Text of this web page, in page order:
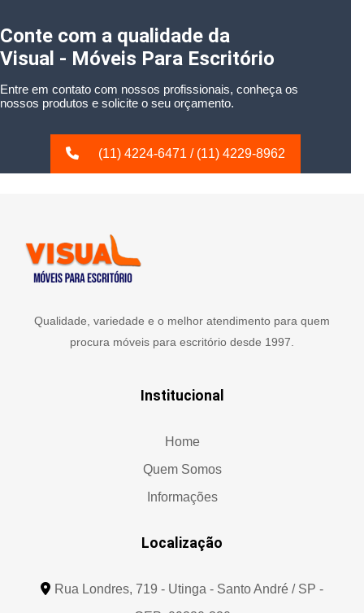
Conte com a qualidade da
Visual - Móveis Para Escritório
Entre em contato com nossos profissionais, conheça os
nossos produtos e solicite o seu orçamento.
(11) 4224-6471 / (11) 4229-8962
Qualidade, variedade e o melhor atendimento para quem
procura móveis para escritório desde 1997.
Institucional
Home
Quem Somos
Informações
Localização
Rua Londres, 719 - Utinga - Santo André / SP -